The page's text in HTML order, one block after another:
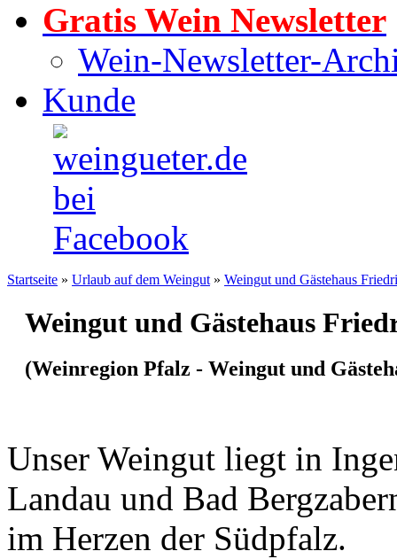
Gratis Wein Newsletter
Wein-Newsletter-
Kunde
Startseite » Urlaub auf dem Weingut » Weingut und Gästehaus
Weingut und Gästehaus
(Weinregion Pfalz - Weingut und
Unser Weingut liegt in
Landau und Bad
im Herzen der Südpfalz.